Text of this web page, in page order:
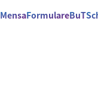
MensaFormulareBuT